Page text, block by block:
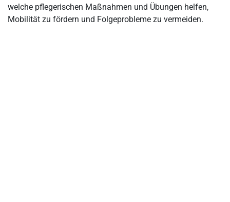
welche pflegerischen Maßnahmen und Übungen helfen,
Mobilität zu fördern und Folgeprobleme zu vermeiden.